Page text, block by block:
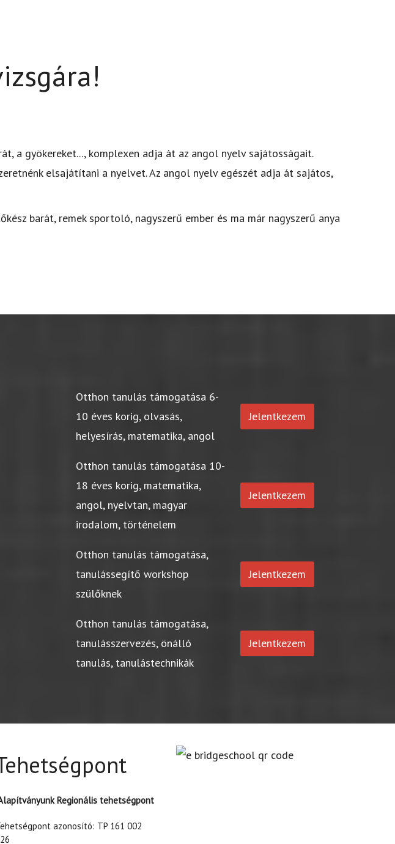
a gyökereket..., komplexen adja át az angol nyelv sajátosságait.
elsajátítani a nyelvet. Az angol nyelv egészét adja át sajátos,
barát, remek sportoló, nagyszerű ember és ma már nagyszerű anya
Otthon tanulás támogatása 6-
10 éves korig, olvasás,
helyesírás, matematika, angol
Jelentkezem
Otthon tanulás támogatása 10-
18 éves korig, matematika,
angol, nyelvtan, magyar
irodalom, történelem
Jelentkezem
Otthon tanulás támogatása,
tanulássegítő workshop
szülőknek
Jelentkezem
Otthon tanulás támogatása,
tanulásszervezés, önálló
tanulás, tanulástechnikák
Jelentkezem
Regionális tehetségpont
azonosító: TP 161 002